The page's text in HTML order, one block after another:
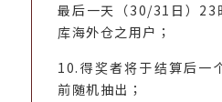
最后一天（30/31日）23
库海外仓之用户；
10.得奖者将于结算后一
前随机抽出；